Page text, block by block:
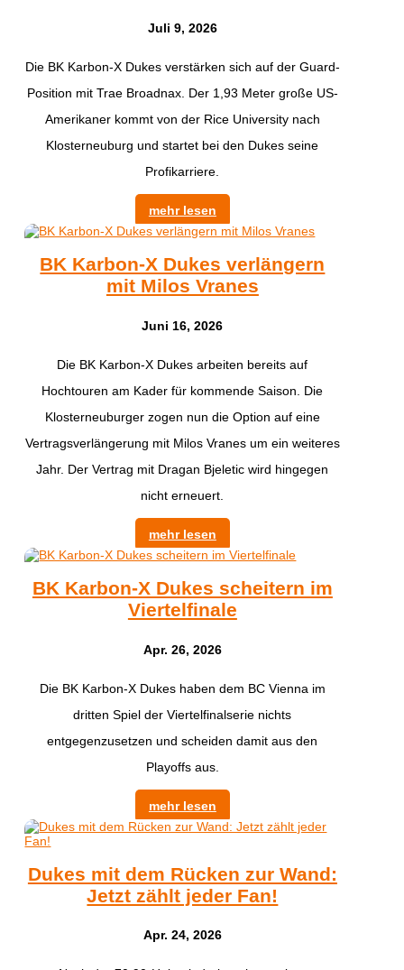
Juli 9, 2026
Die BK Karbon-X Dukes verstärken sich auf der Guard-
Position mit Trae Broadnax. Der 1,93 Meter große US-
Amerikaner kommt von der Rice University nach
Klosterneuburg und startet bei den Dukes seine
Profikarriere.
mehr lesen
BK Karbon-X Dukes verlängern
mit Milos Vranes
Juni 16, 2026
Die BK Karbon-X Dukes arbeiten bereits auf
Hochtouren am Kader für kommende Saison. Die
Klosterneuburger zogen nun die Option auf eine
Vertragsverlängerung mit Milos Vranes um ein weiteres
Jahr. Der Vertrag mit Dragan Bjeletic wird hingegen
nicht erneuert.
mehr lesen
BK Karbon-X Dukes scheitern im
Viertelfinale
Apr. 26, 2026
Die BK Karbon-X Dukes haben dem BC Vienna im
dritten Spiel der Viertelfinalserie nichts
entgegenzusetzen und scheiden damit aus den
Playoffs aus.
mehr lesen
Dukes mit dem Rücken zur Wand:
Jetzt zählt jeder Fan!
Apr. 24, 2026